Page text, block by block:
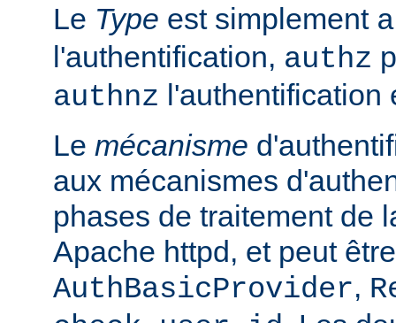
Le Type est simplement
l'authentification, authz
authnz l'authentification
Le mécanisme
aux mécanismes
phases de traitement de
Apache httpd, et peut être
AuthBasicProvider,